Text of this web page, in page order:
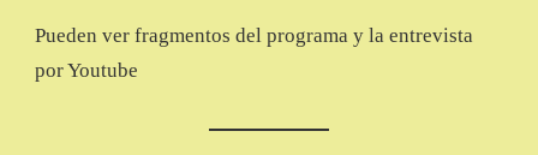
Pueden ver fragmentos del programa y la entrevista
por Youtube